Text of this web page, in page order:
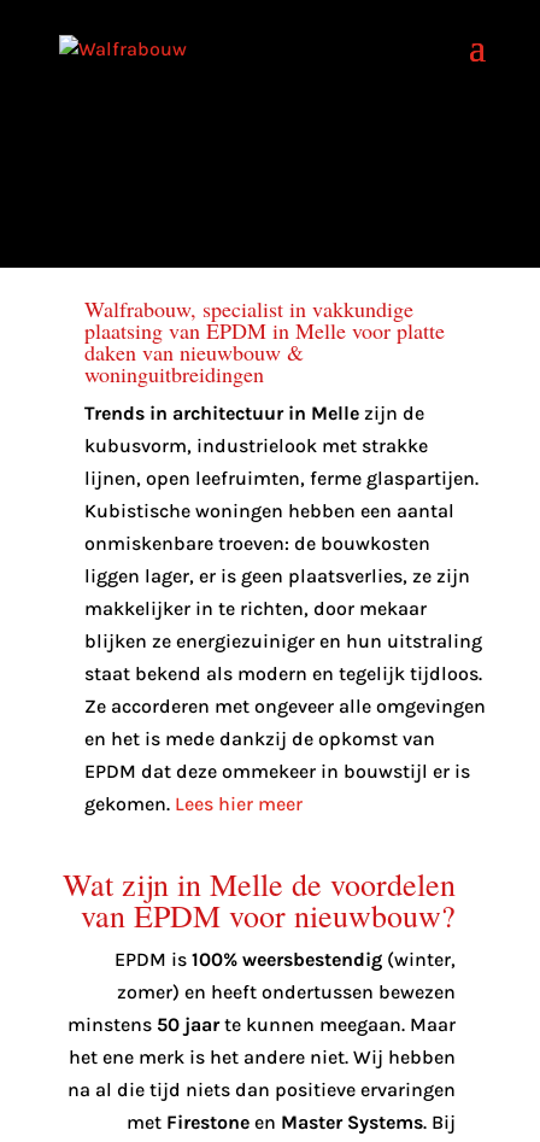
Walfrabouw, specialist in vakkundige
plaatsing van EPDM in Melle voor platte
daken van nieuwbouw &
woninguitbreidingen
Trends in architectuur in Mellezijn de
kubusvorm, industrielook met strakke
lijnen, open leefruimten, ferme glaspartijen.
Kubistische woningen hebben een aantal
onmiskenbare troeven: de bouwkosten
liggen lager, er is geen plaatsverlies, ze zijn
makkelijker in te richten, door mekaar
blijken ze energiezuiniger en hun uitstraling
staat bekend als modern en tegelijk tijdloos.
Ze accorderen met ongeveer alle omgevingen
en het is mede dankzij de opkomst van
EPDM dat deze ommekeer in bouwstijl er is
gekomen. Lees hier meer
Wat zijn in Melle de voordelen
van EPDM voor nieuwbouw?
EPDM is100% weersbestendig (winter,
zomer) en heeft ondertussen bewezen
minstens 50 jaarte kunnen meegaan. Maar
het ene merk is het andere niet. Wij hebben
na al die tijd niets dan positieve ervaringen
met Firestone en Master Systems. Bij